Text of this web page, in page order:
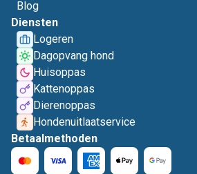
Blog
Diensten
Logeren
Dagopvang hond
Huisoppas
Kattenoppas
Dierenoppas
Hondenuitlaatservice
Betaalmethoden